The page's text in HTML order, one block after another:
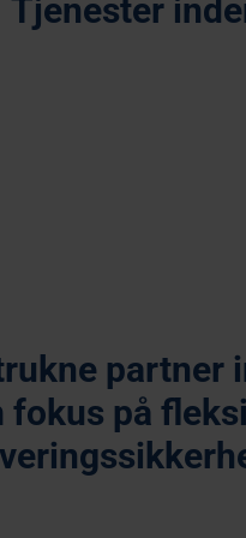
Tjenester
partner
fokus på